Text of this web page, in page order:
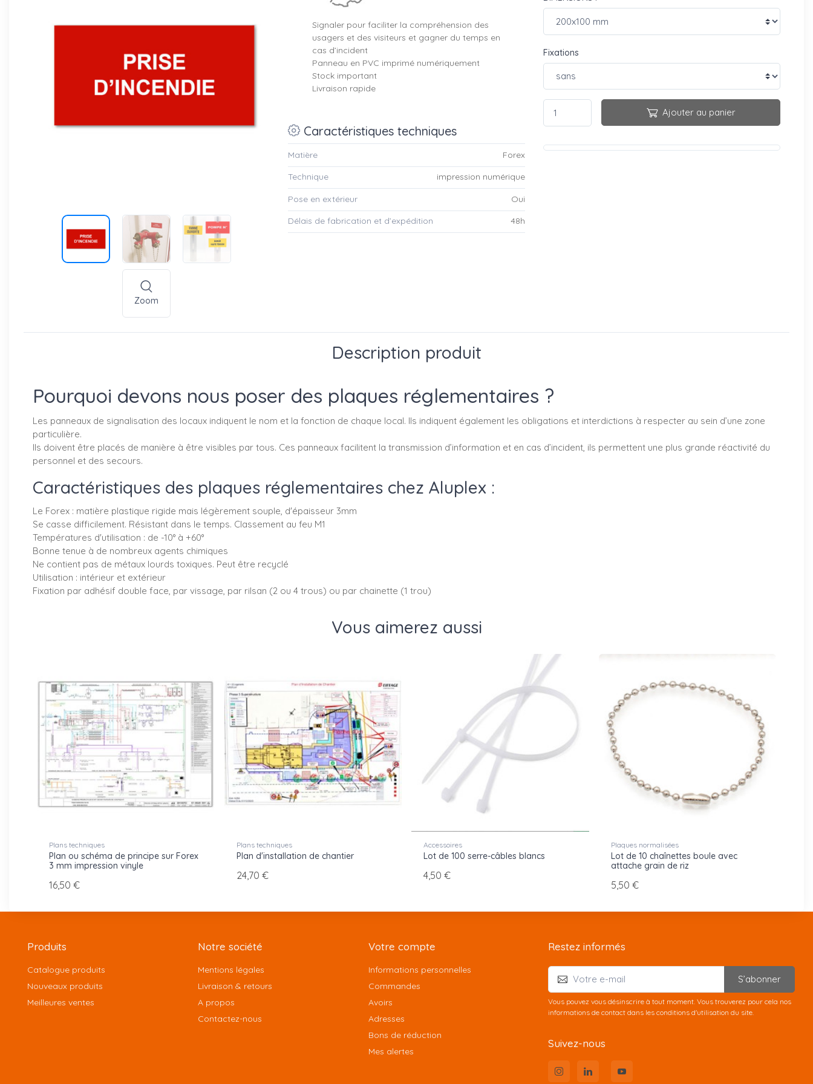
Zoom
Signaler pour faciliter la compréhension des
usagers et des visiteurs et gagner du temps en
cas d’incident
Panneau en PVC imprimé numériquement
Stock important
Livraison rapide
Caractéristiques techniques
Matière Forex
Technique impression numérique
Pose en extérieur Oui
Délais de fabrication et d’expédition 48h
Fixations
Ajouter au panier
Description produit
Pourquoi devons nous poser des plaques réglementaires ?
Les panneaux de signalisation des locaux indiquent le nom et la fonction de chaque local. Ils indiquent également les obligations et interdictions à respecter au sein d’une zone
particulière.
Ils doivent être placés de manière à être visibles par tous. Ces panneaux facilitent la transmission d’information et en cas d’incident, ils permettent une plus grande réactivité du
personnel et des secours.
Caractéristiques des plaques réglementaires chez Aluplex :
Le Forex : matière plastique rigide mais légèrement souple, d'épaisseur 3mm
Se casse difficilement. Résistant dans le temps. Classement au feu M1
Températures d'utilisation : de -10° à +60°
Bonne tenue à de nombreux agents chimiques
Ne contient pas de métaux lourds toxiques. Peut être recyclé
Utilisation : intérieur et extérieur
Fixation par adhésif double face, par vissage, par rilsan (2 ou 4 trous) ou par chainette (1 trou)
Vous aimerez aussi
Plans techniques
Plan ou schéma de principe sur Forex
3 mm impression vinyle
16,50 €
Plans techniques
Plan d'installation de chantier
24,70 €
Accessoires
Lot de 100 serre-câbles blancs
4,50 €
Plaques normalisées
Lot de 10 chaînettes boule avec
attache grain de riz
5,50 €
Produits
Catalogue produits
Nouveaux produits
Meilleures ventes
Notre société
Mentions légales
Livraison & retours
A propos
Contactez-nous
Votre compte
Informations personnelles
Commandes
Avoirs
Adresses
Bons de réduction
Mes alertes
Restez informés
S’abonner
Vous pouvez vous désinscrire à tout moment. Vous trouverez pour cela nos
informations de contact dans les conditions d'utilisation du site.
Suivez-nous